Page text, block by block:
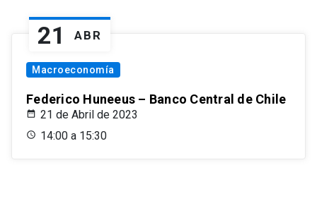
21 ABR
Macroeconomía
Federico Huneeus – Banco Central de Chile
21 de Abril de 2023
14:00 a 15:30